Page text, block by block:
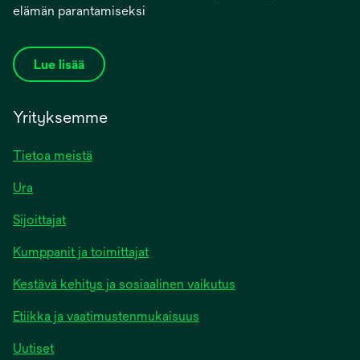
elämän parantamiseksi
Lue lisää
Yrityksemme
Tietoa meistä
Ura
Sijoittajat
Kumppanit ja toimittajat
Kestävä kehitys ja sosiaalinen vaikutus
Etiikka ja vaatimustenmukaisuus
Uutiset